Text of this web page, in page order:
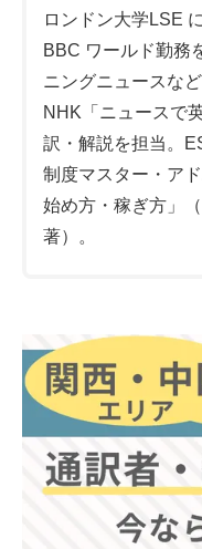
ロンドン大学LSE
BBC ワールド勤務
ニングニュースな
NHK「ニュースで
訳・解説を担当。
制度マスター・ア
始め方・稼ぎ方」
著）。